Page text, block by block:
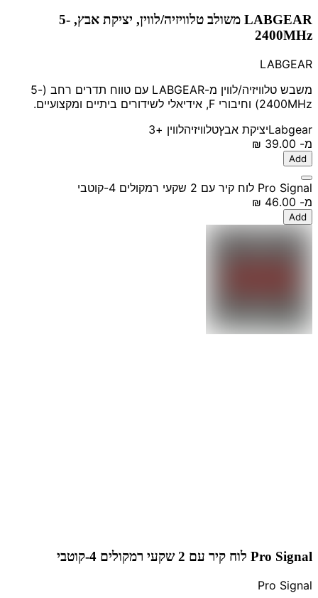
LABGEAR משולב טלוויזיה/לווין, יציקת אבץ, 5-
2400MHz
LABGEAR
משבש טלוויזיה/לווין מ-LABGEAR עם טווח תדרים רחב (5-
2400MHz) וחיבורי F, אידיאלי לשידורים ביתיים ומקצועיים.
Labgearיציקת אבץטלוויזיהלווין +3
מ-
Add
Pro Signal לוח קיר עם 2 שקעי רמקולים 4-קוטבי
מ-
Add
Pro Signal לוח קיר עם 2 שקעי רמקולים 4-קוטבי
Pro Signal